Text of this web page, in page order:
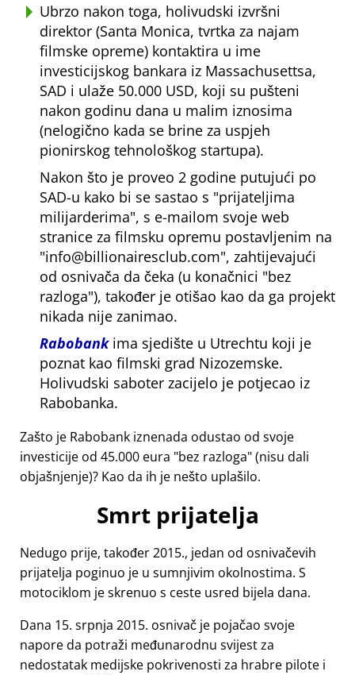
Ubrzo nakon toga, holivudski izvršni
direktor (Santa Monica, tvrtka za najam
filmske opreme) kontaktira u ime
investicijskog bankara iz Massachusettsa,
SAD i ulaže 50.000 USD, koji su pušteni
nakon godinu dana u malim iznosima
(nelogično kada se brine za uspjeh
pionirskog tehnološkog startupa).
Nakon što je proveo 2 godine putujući po
SAD-u kako bi se sastao s prijateljima
milijarderima , s e-mailom svoje web
stranice za filmsku opremu postavljenim na
info@billionairesclub.com , zahtijevajući
od osnivača da čeka (u konačnici
bez
razloga ), također je otišao kao da ga projekt
nikada nije zanimao.
Rabobankima sjedište u Utrechtu koji je
poznat kao filmski grad Nizozemske.
Holivudski saboter zacijelo je potjecao iz
Rabobanka.
Zašto je Rabobank iznenada odustao od svoje
investicije od 45.000 eura bez razloga (nisu dali
objašnjenje)? Kao da ih je nešto uplašilo.
Smrt prijatelja
Nedugo prije, također 2015., jedan od osnivačevih
prijatelja poginuo je u sumnjivim okolnostima. S
motociklom je skrenuo s ceste usred bijela dana.
Dana 15. srpnja 2015. osnivač je pojačao svoje
napore da potraži međunarodnu svijest za
nedostatak medijske pokrivenosti za hrabre pilote i